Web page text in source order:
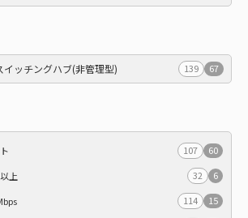
イッチングハブ(非管理型) 139 67
107
60
上
32
6
114
15